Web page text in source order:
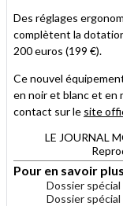
Des réglages
complètent la
200 euros (199 €).
Ce nouvel
en noir et blanc et en
contact sur le site
LE JOURNAL
Pour en savoir
Dossier
Dossier